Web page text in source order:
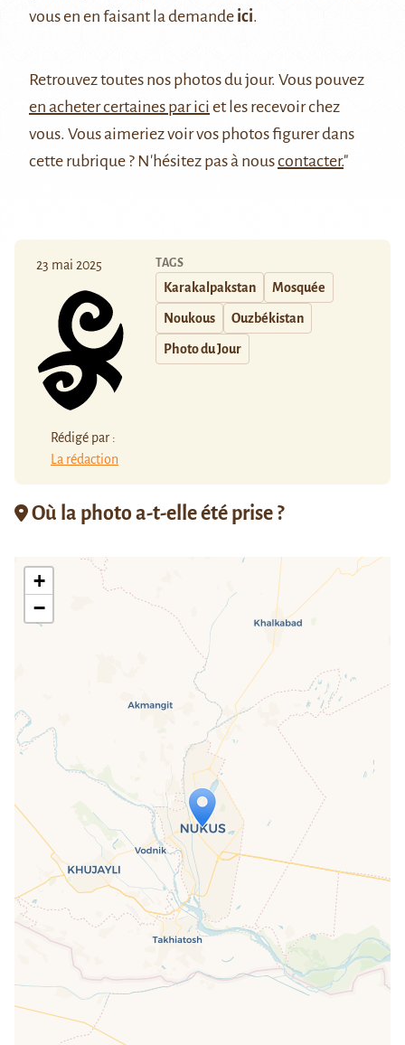
vous en en faisant la demande ici.
Retrouveztoutes nos photos du jour. Vous pouvez
en acheter certaines par ici et les recevoir chez
vous. Vous aimeriez voir vos photos figurer dans
cette rubrique ? N'hésitez pas à nouscontacter."
23 mai 2025
Rédigé par :
La rédaction
TAGS
Karakalpakstan Mosquée
Noukous Ouzbékistan
Photo du Jour
Où la photo a-t-elle été prise ?
Travelers' Map is loading...
If you see this after your page is
loaded completely, leafletJS files are
missing.
+
−